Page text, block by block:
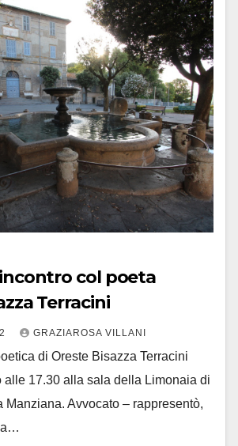
col poeta
Terracini
GRAZIAROSA VILLANI
di Oreste Bisazza Terracini
alle 17.30 alla sala della Limonaia di
Manziana. Avvocato – rappresentò,